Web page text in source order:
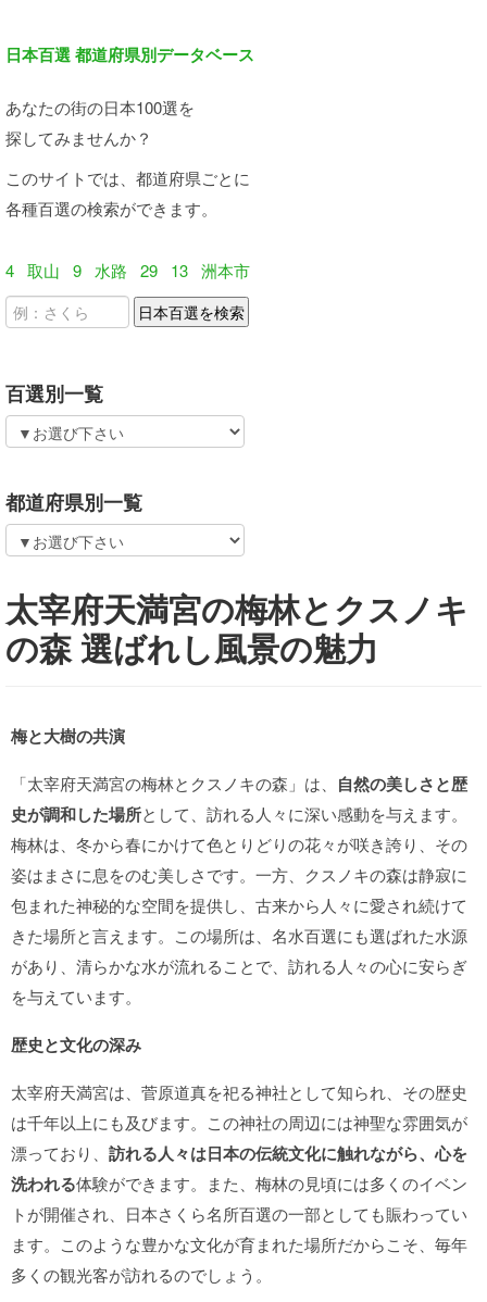
日本百選 都道府県別データベース
あなたの街の日本100選を
探してみませんか？
このサイトでは、都道府県ごとに
各種百選の検索ができます。
4 取山 9 水路 29 13 洲本市
百選別一覧
都道府県別一覧
太宰府天満宮の梅林とクスノキ
の森 選ばれし風景の魅力
梅と大樹の共演
「太宰府天満宮の梅林とクスノキの森」は、 自然の美しさと歴
史が調和した場所として、訪れる人々に深い感動を与えます。
梅林は、冬から春にかけて色とりどりの花々が咲き誇り、その
姿はまさに息をのむ美しさです。一方、クスノキの森は静寂に
包まれた神秘的な空間を提供し、古来から人々に愛され続けて
きた場所と言えます。この場所は、名水百選にも選ばれた水源
があり、清らかな水が流れることで、訪れる人々の心に安らぎ
を与えています。
歴史と文化の深み
太宰府天満宮は、菅原道真を祀る神社として知られ、その歴史
は千年以上にも及びます。この神社の周辺には神聖な雰囲気が
漂っており、 訪れる人々は日本の伝統文化に触れながら、心を
洗われる体験ができます。また、梅林の見頃には多くのイベン
トが開催され、日本さくら名所百選の一部としても賑わってい
ます。このような豊かな文化が育まれた場所だからこそ、毎年
多くの観光客が訪れるのでしょう。